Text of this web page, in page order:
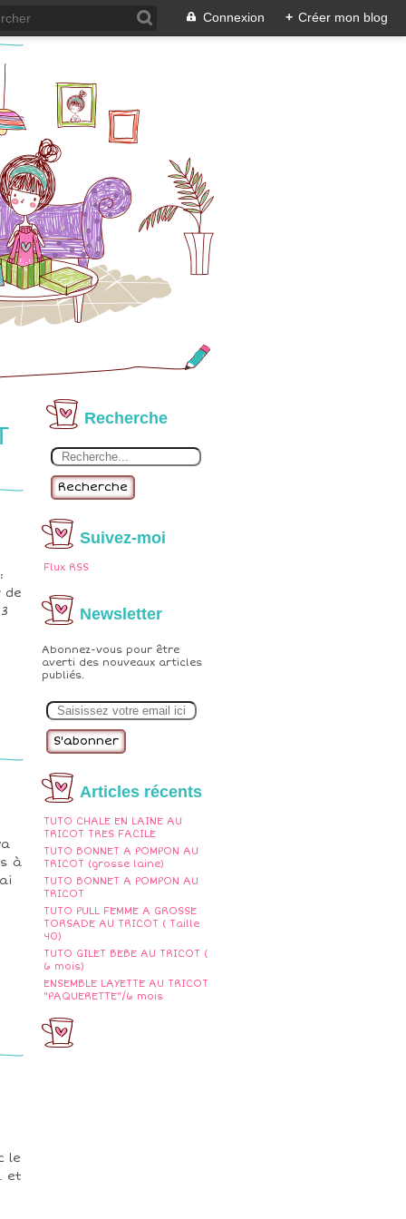
Connexion + Créer mon blog
Recherche
Recherche
Suivez-moi
Flux RSS
Newsletter
Abonnez-vous pour être
averti des nouveaux articles
publiés.
m
Articles récents
TUTO CHALE EN LAINE AU
TRICOT TRES FACILE
TUTO BONNET A POMPON AU
TRICOT (grosse laine)
TUTO BONNET A POMPON AU
TRICOT
TUTO PULL FEMME A GROSSE
TORSADE AU TRICOT ( Taille
40)
TUTO GILET BEBE AU TRICOT (
6 mois)
ENSEMBLE LAYETTE AU TRICOT
"PAQUERETTE"/6 mois
de
à
le
et